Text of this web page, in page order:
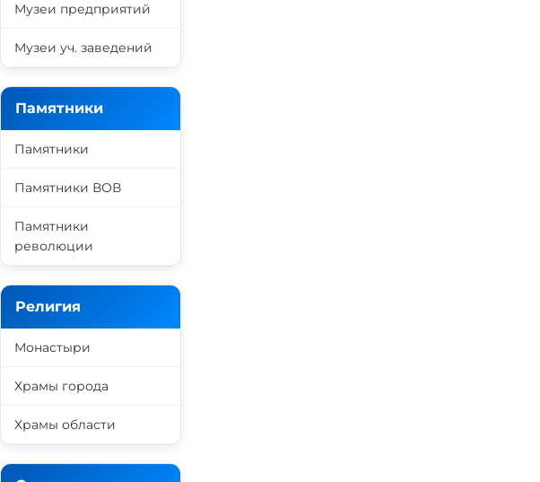
Музеи предприятий
Музеи уч. заведений
Памятники
Памятники
Памятники ВОВ
Памятники
революции
Религия
Монастыри
Храмы города
Храмы области